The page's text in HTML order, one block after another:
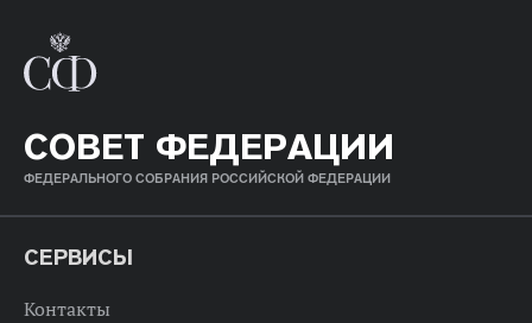
СОВЕТ ФЕДЕРАЦИИ
ФЕДЕРАЛЬНОГО СОБРАНИЯ РОССИЙСКОЙ ФЕДЕРАЦИИ
СЕРВИСЫ
Контакты